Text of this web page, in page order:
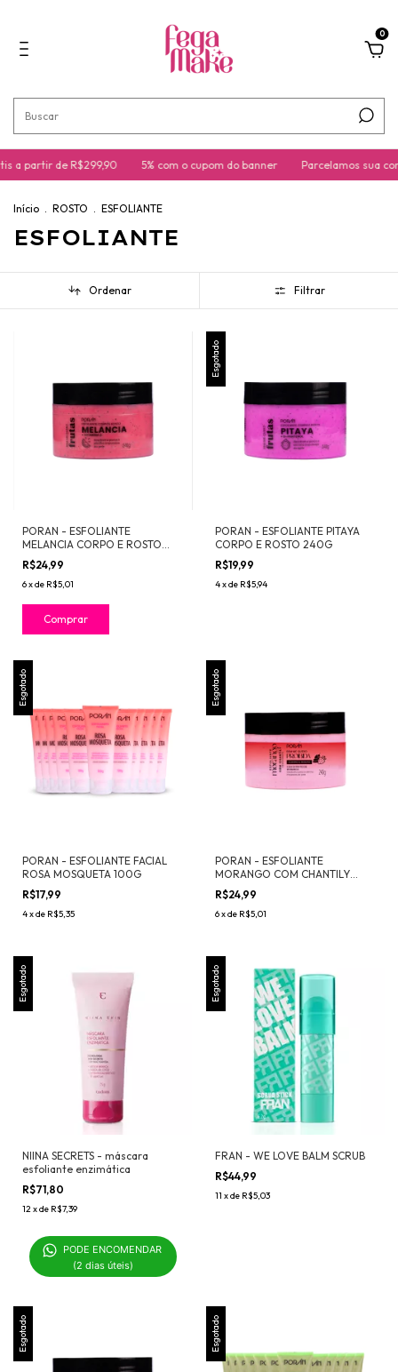
0
a partir de R$299,90 5% com o cupom do banner Parcelamos sua
Início . ROSTO . ESFOLIANTE
ESFOLIANTE
Ordenar Filtrar
PORAN - ESFOLIANTE
MELANCIA CORPO E ROSTO
240G
R$24,99
6xde R$5,01
Esgotado
PORAN - ESFOLIANTE PITAYA
CORPO E ROSTO 240G
R$19,99
4xde R$5,94
Esgotado
PORAN - ESFOLIANTE FACIAL
ROSA MOSQUETA 100G
R$17,99
4xde R$5,35
Esgotado
PORAN - ESFOLIANTE
MORANGO COM CHANTILY
240G
R$24,99
6xde R$5,01
Esgotado
NIINA SECRETS - máscara
esfoliante enzimática
R$71,80
12xde R$7,39
PODE ENCOMENDAR
(2 dias úteis)
Esgotado
FRAN - WE LOVE BALM SCRUB
R$44,99
11 xde R$5,03
Esgotado Esgotado